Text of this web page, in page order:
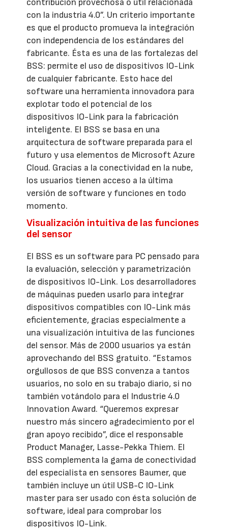
contribución provechosa o útil relacionada
con la industria 4.0”. Un criterio importante
es que el producto promueva la integración
con independencia de los estándares del
fabricante. Ésta es una de las fortalezas del
BSS: permite el uso de dispositivos IO-Link
de cualquier fabricante. Esto hace del
software una herramienta innovadora para
explotar todo el potencial de los
dispositivos IO-Link para la fabricación
inteligente. El BSS se basa en una
arquitectura de software preparada para el
futuro y usa elementos de Microsoft Azure
Cloud. Gracias a la conectividad en la nube,
los usuarios tienen acceso a la última
versión de software y funciones en todo
momento.
Visualización intuitiva de las funciones
del sensor
El BSS es un software para PC pensado para
la evaluación, selección y parametrización
de dispositivos IO-Link. Los desarrolladores
de máquinas pueden usarlo para integrar
dispositivos compatibles con IO-Link más
eficientemente, gracias especialmente a
una visualización intuitiva de las funciones
del sensor. Más de 2000 usuarios ya están
aprovechando del BSS gratuito. “Estamos
orgullosos de que BSS convenza a tantos
usuarios, no solo en su trabajo diario, si no
también votándolo para el Industrie 4.0
Innovation Award. “Queremos expresar
nuestro más sincero agradecimiento por el
gran apoyo recibido”, dice el responsable
Product Manager, Lasse-Pekka Thiem. El
BSS complementa la gama de conectividad
del especialista en sensores Baumer, que
también incluye un útil USB-C IO-Link
master para ser usado con ésta solución de
software, ideal para comprobar los
dispositivos IO-Link.